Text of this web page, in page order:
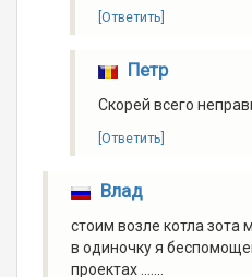
[Ответить]
Петр
Скорей всего
[Ответить]
Влад
стоим возле котла зота
в одиночку я
проектах .......